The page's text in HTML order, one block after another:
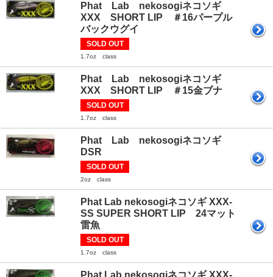
Phat Lab nekosogiネコソギ
XXX SHORT LIP ＃16パープル
バックウグイ
SOLD OUT
1.7oz class
Phat Lab nekosogiネコソギ
XXX SHORT LIP ＃15金ブナ
SOLD OUT
1.7oz class
Phat Lab nekosogiネコソギ
DSR
SOLD OUT
2oz class
Phat Lab nekosogiネコソギ XXX-
SS SUPER SHORT LIP 24マット
雷魚
SOLD OUT
1.7oz class